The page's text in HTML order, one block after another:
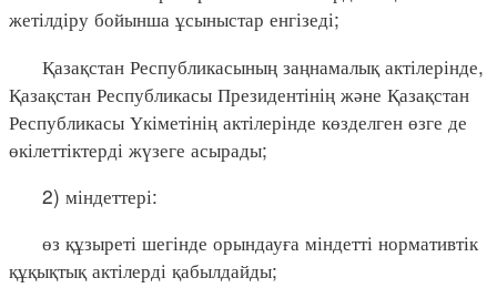
жетілдіру бойынша ұсыныстар енгізеді;
Қазақстан Республикасының заңнамалық актілерінде,
Қазақстан Республикасы Президентінің және Қазақстан
Республикасы Үкіметінің актілерінде көзделген өзге де
өкілеттіктерді жүзеге асырады;
2) міндеттері:
өз құзыреті шегінде орындауға міндетті нормативтік
құқықтық актілерді қабылдайды;